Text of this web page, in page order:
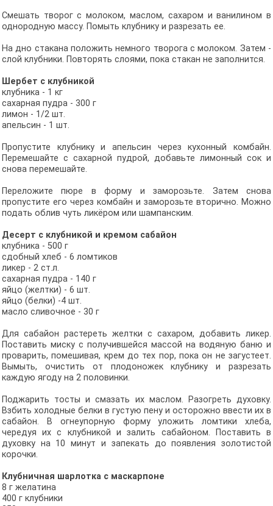
Смешать творог с молоком, маслом, сахаром и ванилином в
однородную массу. Помыть клубнику и разрезать ее.
На дно стакана положить немного творога с молоком. Затем -
слой клубники. Повторять слоями, пока стакан не заполнится.
Шербет с клубникой
клубника - 1 кг
сахарная пудра - 300 г
лимон - 1/2 шт.
апельсин - 1 шт.
Пропустите клубнику и апельсин через кухонный комбайн.
Перемешайте с сахарной пудрой, добавьте лимонный сок и
снова перемешайте.
Переложите пюре в форму и заморозьте. Затем снова
пропустите его через комбайн и заморозьте вторично. Можно
подать облив чуть ликёром или шампанским.
Десерт с клубникой и кремом сабайон
клубника - 500 г
сдобный хлеб - 6 ломтиков
ликер - 2 ст.л.
сахарная пудра - 140 г
яйцо (желтки) - 6 шт.
яйцо (белки) -4 шт.
масло сливочное - 30 г
Для сабайон растереть желтки с сахаром, добавить ликер.
Поставить миску с получившейся массой на водяную баню и
проварить, помешивая, крем до тех пор, пока он не загустеет.
Вымыть, очистить от плодоножек клубнику и разрезать
каждую ягоду на 2 половинки.
Поджарить тосты и смазать их маслом. Разогреть духовку.
Взбить холодные белки в густую пену и осторожно ввести их в
сабайон. В огнеупорную форму уложить ломтики хлеба,
чередуя их с клубникой и залить сабайоном. Поставить в
духовку на 10 минут и запекать до появления золотистой
корочки.
Клубничная шарлотка с маскарпоне
8 г желатина
400 г клубники